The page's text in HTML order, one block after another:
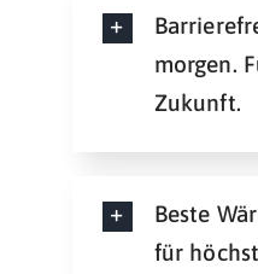
morgen.
Zukunft.
Beste
für